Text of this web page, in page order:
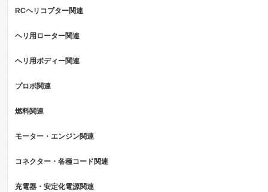
RCヘリコプター関連
ヘリ用ローター関連
ヘリ用ボディー関連
プロポ関連
燃料関連
モーター・エンジン関連
コネクター・各種コード関連
充電器・安定化電源関連